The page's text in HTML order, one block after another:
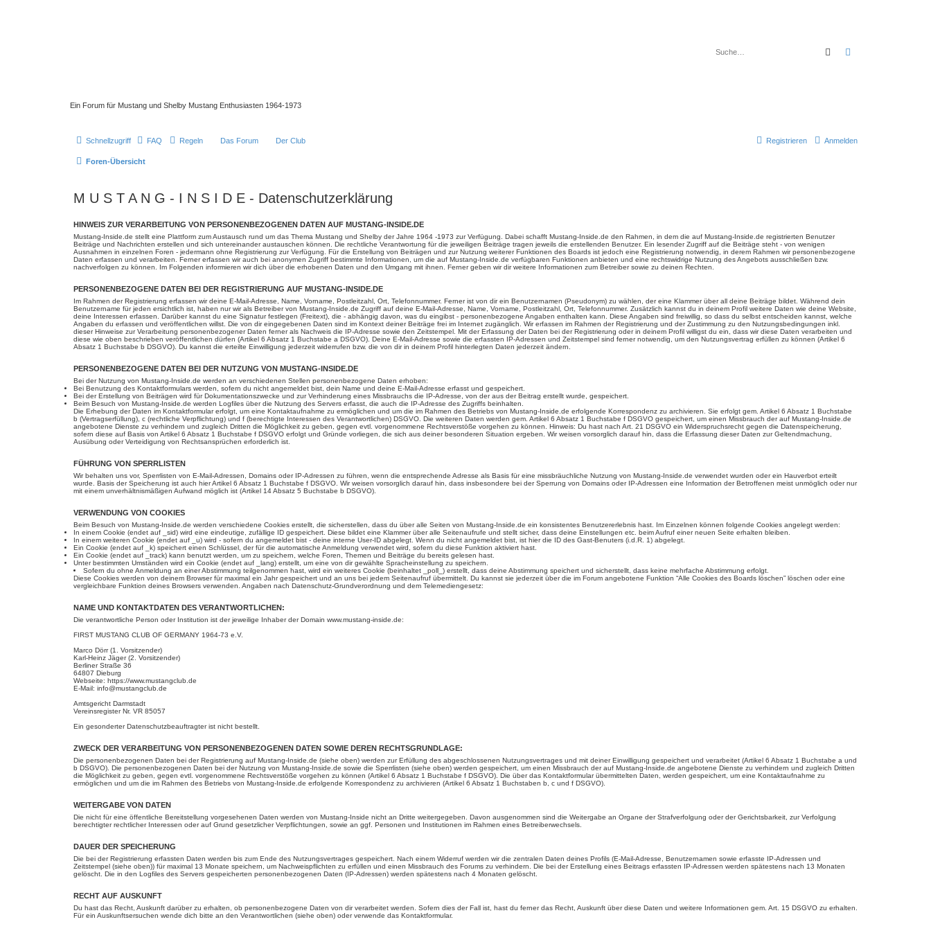
Ein Forum für Mustang und Shelby Mustang Enthusiasten 1964-1973
Suche
Schnellzugriff FAQ Regeln Das Forum Der Club Anmelden
Registrieren
Foren-Übersicht
M U S T A N G - I N S I D E - Datenschutzerklärung
HINWEIS ZUR VERARBEITUNG VON PERSONENBEZOGENEN DATEN AUF MUSTANG-INSIDE.DE
Mustang-Inside.de stellt eine Plattform zum Austausch rund um das Thema Mustang und Shelby der Jahre 1964 -1973 zur Verfügung. Dabei schafft Mustang-Inside.de den Rahmen, in dem die auf Mustang-Inside.de registrierten Benutzer
Beiträge und Nachrichten erstellen und sich untereinander austauschen können. Die rechtliche Verantwortung für die jeweiligen Beiträge tragen jeweils die erstellenden Benutzer. Ein lesender Zugriff auf die Beiträge steht - von wenigen
Ausnahmen in einzelnen Foren - jedermann ohne Registrierung zur Verfügung. Für die Erstellung von Beiträgen und zur Nutzung weiterer Funktionen des Boards ist jedoch eine Registrierung notwendig, in derem Rahmen wir personenbezogene
Daten erfassen und verarbeiten. Ferner erfassen wir auch bei anonymen Zugriff bestimmte Informationen, um die auf Mustang-Inside.de verfügbaren Funktionen anbieten und eine rechtswidrige Nutzung des Angebots ausschließen bzw.
nachverfolgen zu können. Im Folgenden informieren wir dich über die erhobenen Daten und den Umgang mit ihnen. Ferner geben wir dir weitere Informationen zum Betreiber sowie zu deinen Rechten.
PERSONENBEZOGENE DATEN BEI DER REGISTRIERUNG AUF MUSTANG-INSIDE.DE
Im Rahmen der Registrierung erfassen wir deine E-Mail-Adresse, Name, Vorname, Postleitzahl, Ort, Telefonnummer. Ferner ist von dir ein Benutzernamen (Pseudonym) zu wählen, der eine Klammer über all deine Beiträge bildet. Während dein
Benutzername für jeden ersichtlich ist, haben nur wir als Betreiber von Mustang-Inside.de Zugriff auf deine E-Mail-Adresse, Name, Vorname, Postleitzahl, Ort, Telefonnummer. Zusätzlich kannst du in deinem Profil weitere Daten wie deine Website,
deine Interessen erfassen. Darüber kannst du eine Signatur festlegen (Freitext), die - abhängig davon, was du eingibst - personenbezogene Angaben enthalten kann. Diese Angaben sind freiwillig, so dass du selbst entscheiden kannst, welche
Angaben du erfassen und veröffentlichen willst. Die von dir eingegebenen Daten sind im Kontext deiner Beiträge frei im Internet zugänglich. Wir erfassen im Rahmen der Registrierung und der Zustimmung zu den Nutzungsbedingungen inkl.
dieser Hinweise zur Verarbeitung personenbezogener Daten ferner als Nachweis die IP-Adresse sowie den Zeitstempel. Mit der Erfassung der Daten bei der Registrierung oder in deinem Profil willigst du ein, dass wir diese Daten verarbeiten und
diese wie oben beschrieben veröffentlichen dürfen (Artikel 6 Absatz 1 Buchstabe a DSGVO). Deine E-Mail-Adresse sowie die erfassten IP-Adressen und Zeitstempel sind ferner notwendig, um den Nutzungsvertrag erfüllen zu können (Artikel 6
Absatz 1 Buchstabe b DSGVO). Du kannst die erteilte Einwilligung jederzeit widerrufen bzw. die von dir in deinem Profil hinterlegten Daten jederzeit ändern.
PERSONENBEZOGENE DATEN BEI DER NUTZUNG VON MUSTANG-INSIDE.DE
Bei der Nutzung von Mustang-Inside.de werden an verschiedenen Stellen personenbezogene Daten erhoben:
Bei Benutzung des Kontaktformulars werden, sofern du nicht angemeldet bist, dein Name und deine E-Mail-Adresse erfasst und gespeichert.
Bei der Erstellung von Beiträgen wird für Dokumentationszwecke und zur Verhinderung eines Missbrauchs die IP-Adresse, von der aus der Beitrag erstellt wurde, gespeichert.
Beim Besuch von Mustang-Inside.de werden Logfiles über die Nutzung des Servers erfasst, die auch die IP-Adresse des Zugriffs beinhalten.
Die Erhebung der Daten im Kontaktformular erfolgt, um eine Kontaktaufnahme zu ermöglichen und um die im Rahmen des Betriebs von Mustang-Inside.de erfolgende Korrespondenz zu archivieren. Sie erfolgt gem. Artikel 6 Absatz 1 Buchstabe
b (Vertragserfüllung), c (rechtliche Verpflichtung) und f (berechtigte Interessen des Verantwortlichen) DSGVO. Die weiteren Daten werden gem. Artikel 6 Absatz 1 Buchstabe f DSGVO gespeichert, um einen Missbrauch der auf Mustang-Inside.de
angebotene Dienste zu verhindern und zugleich Dritten die Möglichkeit zu geben, gegen evtl. vorgenommene Rechtsverstöße vorgehen zu können. Hinweis: Du hast nach Art. 21 DSGVO ein Widerspruchsrecht gegen die Datenspeicherung,
sofern diese auf Basis von Artikel 6 Absatz 1 Buchstabe f DSGVO erfolgt und Gründe vorliegen, die sich aus deiner besonderen Situation ergeben. Wir weisen vorsorglich darauf hin, dass die Erfassung dieser Daten zur Geltendmachung,
Ausübung oder Verteidigung von Rechtsansprüchen erforderlich ist.
FÜHRUNG VON SPERRLISTEN
Wir behalten uns vor, Sperrlisten von E-Mail-Adressen, Domains oder IP-Adressen zu führen, wenn die entsprechende Adresse als Basis für eine missbräuchliche Nutzung von Mustang-Inside.de verwendet wurden oder ein Hauverbot erteilt
wurde. Basis der Speicherung ist auch hier Artikel 6 Absatz 1 Buchstabe f DSGVO. Wir weisen vorsorglich darauf hin, dass insbesondere bei der Sperrung von Domains oder IP-Adressen eine Information der Betroffenen meist unmöglich oder nur
mit einem unverhältnismäßigen Aufwand möglich ist (Artikel 14 Absatz 5 Buchstabe b DSGVO).
VERWENDUNG VON COOKIES
Beim Besuch von Mustang-Inside.de werden verschiedene Cookies erstellt, die sicherstellen, dass du über alle Seiten von Mustang-Inside.de ein konsistentes Benutzererlebnis hast. Im Einzelnen können folgende Cookies angelegt werden:
In einem Cookie (endet auf _sid) wird eine eindeutige, zufällige ID gespeichert. Diese bildet eine Klammer über alle Seitenaufrufe und stellt sicher, dass deine Einstellungen etc. beim Aufruf einer neuen Seite erhalten bleiben.
In einem weiteren Cookie (endet auf _u) wird - sofern du angemeldet bist - deine interne User-ID abgelegt. Wenn du nicht angemeldet bist, ist hier die ID des Gast-Benuters (i.d.R. 1) abgelegt.
Ein Cookie (endet auf _k) speichert einen Schlüssel, der für die automatische Anmeldung verwendet wird, sofern du diese Funktion aktiviert hast.
Ein Cookie (endet auf _track) kann benutzt werden, um zu speichern, welche Foren, Themen und Beiträge du bereits gelesen hast.
Unter bestimmten Umständen wird ein Cookie (endet auf _lang) erstellt, um eine von dir gewählte Spracheinstellung zu speichern.
Sofern du ohne Anmeldung an einer Abstimmung teilgenommen hast, wird ein weiteres Cookie (beinhaltet _poll_) erstellt, dass deine Abstimmung speichert und sicherstellt, dass keine mehrfache Abstimmung erfolgt.
Diese Cookies werden von deinem Browser für maximal ein Jahr gespeichert und an uns bei jedem Seitenaufruf übermittelt. Du kannst sie jederzeit über die im Forum angebotene Funktion “Alle Cookies des Boards löschen” löschen oder eine
vergleichbare Funktion deines Browsers verwenden. Angaben nach Datenschutz-Grundverordnung und dem Telemediengesetz:
NAME UND KONTAKTDATEN DES VERANTWORTLICHEN:
Die verantwortliche Person oder Institution ist der jeweilige Inhaber der Domain www.mustang-inside.de:
FIRST MUSTANG CLUB OF GERMANY 1964-73 e.V.
Marco Dörr (1. Vorsitzender)
Karl-Heinz Jäger (2. Vorsitzender)
Berliner Straße 36
64807 Dieburg
Webseite: https://www.mustangclub.de
E-Mail: info@mustangclub.de
Amtsgericht Darmstadt
Vereinsregister Nr. VR 85057
Ein gesonderter Datenschutzbeauftragter ist nicht bestellt.
ZWECK DER VERARBEITUNG VON PERSONENBEZOGENEN DATEN SOWIE DEREN RECHTSGRUNDLAGE:
Die personenbezogenen Daten bei der Registrierung auf Mustang-Inside.de (siehe oben) werden zur Erfüllung des abgeschlossenen Nutzungsvertrages und mit deiner Einwilligung gespeichert und verarbeitet (Artikel 6 Absatz 1 Buchstabe a und
b DSGVO). Die personenbezogenen Daten bei der Nutzung von Mustang-Inside.de sowie die Sperrlisten (siehe oben) werden gespeichert, um einen Missbrauch der auf Mustang-Inside.de angebotene Dienste zu verhindern und zugleich Dritten
die Möglichkeit zu geben, gegen evtl. vorgenommene Rechtsverstöße vorgehen zu können (Artikel 6 Absatz 1 Buchstabe f DSGVO). Die über das Kontaktformular übermittelten Daten, werden gespeichert, um eine Kontaktaufnahme zu
ermöglichen und um die im Rahmen des Betriebs von Mustang-Inside.de erfolgende Korrespondenz zu archivieren (Artikel 6 Absatz 1 Buchstaben b, c und f DSGVO).
WEITERGABE VON DATEN
Die nicht für eine öffentliche Bereitstellung vorgesehenen Daten werden von Mustang-Inside nicht an Dritte weitergegeben. Davon ausgenommen sind die Weitergabe an Organe der Strafverfolgung oder der Gerichtsbarkeit, zur Verfolgung
berechtigter rechtlicher Interessen oder auf Grund gesetzlicher Verpflichtungen, sowie an ggf. Personen und Institutionen im Rahmen eines Betreiberwechsels.
DAUER DER SPEICHERUNG
Die bei der Registrierung erfassten Daten werden bis zum Ende des Nutzungsvertrages gespeichert. Nach einem Widerruf werden wir die zentralen Daten deines Profils (E-Mail-Adresse, Benutzernamen sowie erfasste IP-Adressen und
Zeitstempel (siehe oben)) für maximal 13 Monate speichern, um Nachweispflichten zu erfüllen und einen Missbrauch des Forums zu verhindern. Die bei der Erstellung eines Beitrags erfassten IP-Adressen werden spätestens nach 13 Monaten
gelöscht. Die in den Logfiles des Servers gespeicherten personenbezogenen Daten (IP-Adressen) werden spätestens nach 4 Monaten gelöscht.
RECHT AUF AUSKUNFT
Du hast das Recht, Auskunft darüber zu erhalten, ob personenbezogene Daten von dir verarbeitet werden. Sofern dies der Fall ist, hast du ferner das Recht, Auskunft über diese Daten und weitere Informationen gem. Art. 15 DSGVO zu erhalten.
Für ein Auskunftsersuchen wende dich bitte an den Verantwortlichen (siehe oben) oder verwende das Kontaktformular.